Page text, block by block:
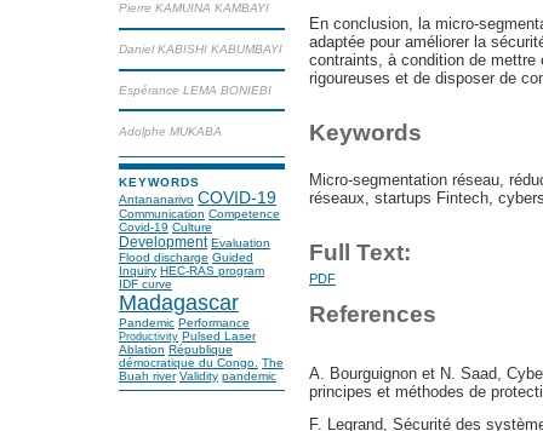
Pierre KAMUINA KAMBAYI
Daniel KABISHI KABUMBAYI
Espérance LEMA BONIEBI
Adolphe MUKABA
KEYWORDS
Antananarivo COVID-19
Communication Competence
Covid-19 Culture
Development Evaluation
Flood discharge Guided
Inquiry HEC-RAS program
IDF curve
Madagascar
Pandemic Performance
Productivity Pulsed Laser
Ablation République
démocratique du Congo. The
Buah river Validity pandemic
En conclusion, la micro-
adaptée pour améliorer la
contraints, à condition de
rigoureuses et de disposer de
Keywords
Micro-segmentation réseau,
réseaux, startups Fintech,
Full Text:
PDF
References
A. Bourguignon et N. Saad,
principes et méthodes de
F. Legrand, Sécurité des